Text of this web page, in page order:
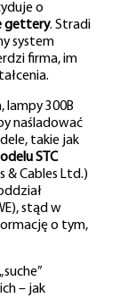
o
gettery. Stradi
system
firma, im
lampy 300B
naśladować
takie jak
STC
& Cables Ltd.)
stąd w
o tym,
– jak